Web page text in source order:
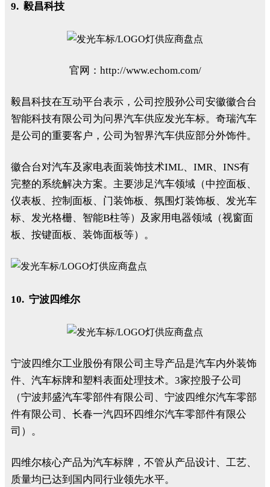
9. 毅昌科技
官网：http://www.echom.com/
毅昌科技在互动平台表示，公司控股孙公司安徽徽合台
智能科技有限公司为问界汽车供应发光车标。奇瑞汽车
是公司的重要客户，公司为智界汽车供应部分外饰件。
徽合台对汽车及家电表面装饰技术IML、IMR、INS有
完整的系统解决方案。主要涉足汽车领域（中控面板、
仪表板、控制面板、门装饰板、氛围灯装饰板、发光车
标、发光格栅、智能B柱等）及家用电器领域（视窗面
板、按键面板、装饰面板等）。
10. 宁波四维尔
宁波四维尔工业股份有限公司主导产品是汽车内外装饰
件、汽车标牌和塑料表面处理技术。3家控股子公司
（宁波邦盛汽车零部件有限公司、宁波四维尔汽车零部
件有限公司、长春一汽四环四维尔汽车零部件有限公
司）。
四维尔核心产品为汽车标牌，不管从产品设计、工艺、
质量均已达到国内同行业领先水平。